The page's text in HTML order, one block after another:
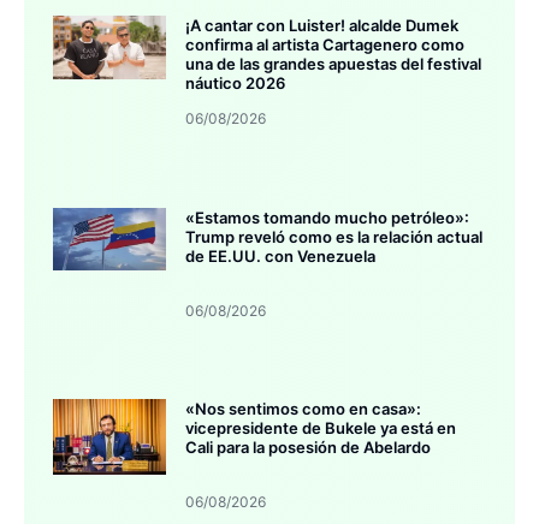
¡A cantar con Luister! alcalde Dumek
confirma al artista Cartagenero como
una de las grandes apuestas del festival
náutico 2026
06/08/2026
«Estamos tomando mucho petróleo»:
Trump reveló como es la relación actual
de EE.UU. con Venezuela
06/08/2026
«Nos sentimos como en casa»:
vicepresidente de Bukele ya está en
Cali para la posesión de Abelardo
06/08/2026